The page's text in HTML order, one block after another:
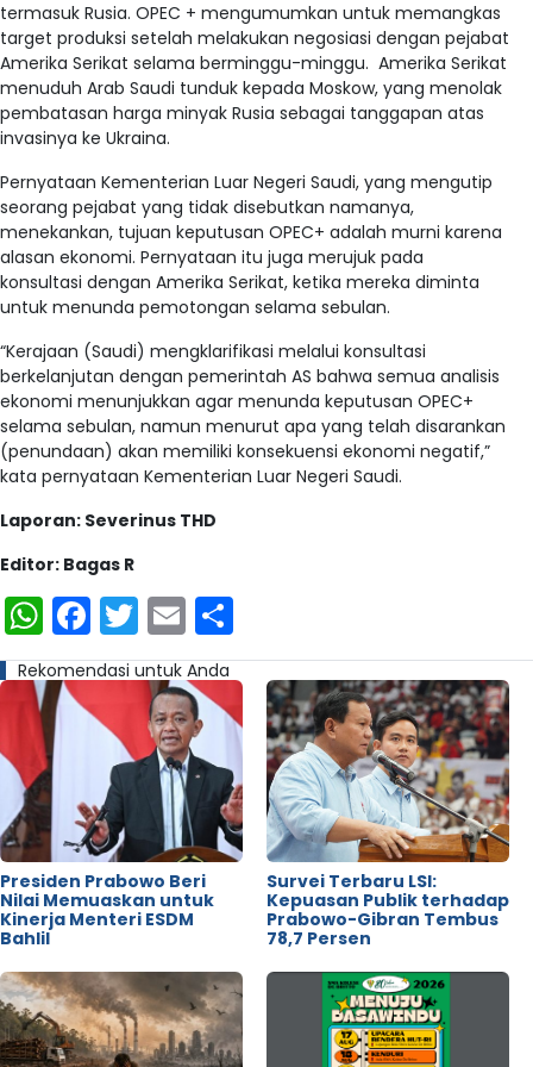
termasuk Rusia. OPEC + mengumumkan untuk memangkas
target produksi setelah melakukan negosiasi dengan pejabat
Amerika Serikat selama berminggu-minggu. Amerika Serikat
menuduh Arab Saudi tunduk kepada Moskow, yang menolak
pembatasan harga minyak Rusia sebagai tanggapan atas
invasinya ke Ukraina.
Pernyataan Kementerian Luar Negeri Saudi, yang mengutip
seorang pejabat yang tidak disebutkan namanya,
menekankan, tujuan keputusan OPEC+ adalah murni karena
alasan ekonomi. Pernyataan itu juga merujuk pada
konsultasi dengan Amerika Serikat, ketika mereka diminta
untuk menunda pemotongan selama sebulan.
“Kerajaan (Saudi) mengklarifikasi melalui konsultasi
berkelanjutan dengan pemerintah AS bahwa semua analisis
ekonomi menunjukkan agar menunda keputusan OPEC+
selama sebulan, namun menurut apa yang telah disarankan
(penundaan) akan memiliki konsekuensi ekonomi negatif,”
kata pernyataan Kementerian Luar Negeri Saudi.
Laporan: Severinus THD
Editor: Bagas R
WhatsApp
Facebook
Twitter
Email
Rekomendasi untuk Anda
Presiden Prabowo Beri
Nilai Memuaskan untuk
Kinerja Menteri ESDM
Bahlil
Survei Terbaru LSI:
Kepuasan Publik terhadap
Prabowo-Gibran Tembus
78,7 Persen